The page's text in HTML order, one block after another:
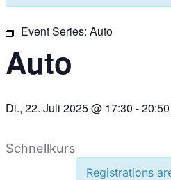
Event Series: Auto
Auto
Di., 22. Juli 2025 @ 17:30 -20:50
Schnellkurs
Registrations